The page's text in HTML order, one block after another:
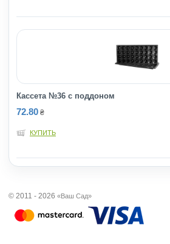
Кассета №36 с поддоном
72.80 ₴
КУПИТЬ
© 2011 - 2026 «Ваш Сад»